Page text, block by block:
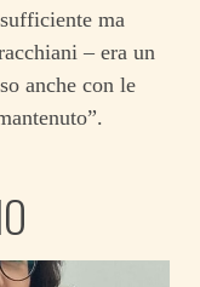
ma
– era un
anche con le